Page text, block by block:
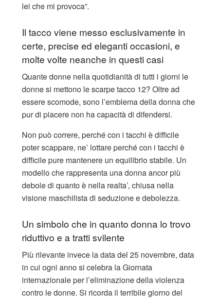
lei che mi provoca”.
Il tacco viene messo esclusivamente in
certe, precise ed eleganti occasioni, e
molte volte neanche in questi casi
Quante donne nella quotidianità di tutti i giorni le
donne si mettono le scarpe tacco 12? Oltre ad
essere scomode, sono l’emblema della donna che
pur di piacere non ha capacità di difendersi.
Non può correre, perché con i tacchi è difficile
poter scappare, ne’ lottare perché con i tacchi è
difficile pure mantenere un equilibrio stabile. Un
modello che rappresenta una donna ancor più
debole di quanto è nella realta’, chiusa nella
visione maschilista di seduzione e debolezza.
Un simbolo che in quanto donna lo trovo
riduttivo e a tratti svilente
Più rilevante invece la data del 25 novembre, data
in cui ogni anno si celebra la Giornata
internazionale per l’eliminazione della violenza
contro le donne. Si ricorda il terribile giorno del